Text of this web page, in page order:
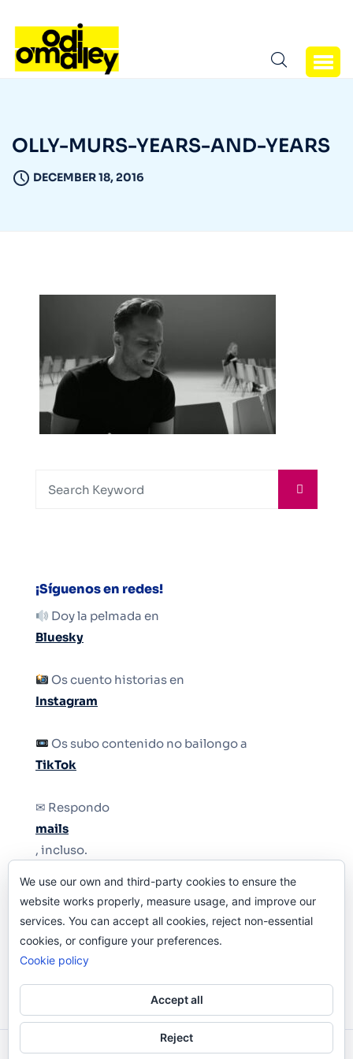
OLLY-MURS-YEARS-AND-YEARS
DECEMBER 18, 2016
¡Síguenos en redes!
Doy la pelmada en
Bluesky
Os cuento historias en
Instagram
Os subo contenido no bailongo a
TikTok
✉ Respondo
mails
, incluso.
Y si una persona no puede tener teléfono, que
le quiten el teléfono.
We use our own and third-party cookies to ensure the
website works properly, measure usage, and improve our
services. You can accept all cookies, reject non-essential
cookies, or configure your preferences.
Cookie policy
Accept all
Reject